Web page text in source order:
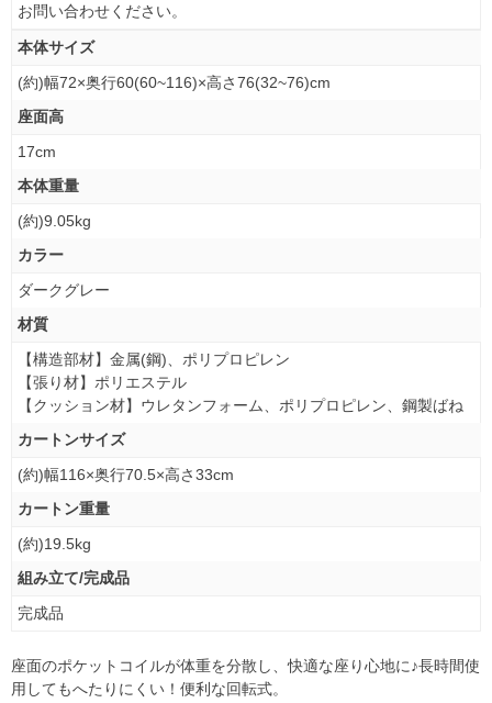
お問い合わせください。
本体サイズ
(約)幅72×奥行60(60~116)×高さ76(32~76)cm
座面高
17cm
本体重量
(約)9.05kg
カラー
ダークグレー
材質
【構造部材】金属(鋼)、ポリプロピレン
【張り材】ポリエステル
【クッション材】ウレタンフォーム、ポリプロピレン、鋼製ばね
カートンサイズ
(約)幅116×奥行70.5×高さ33cm
カートン重量
(約)19.5kg
組み立て/完成品
完成品
座面のポケットコイルが体重を分散し、快適な座り心地に♪長時間使
用してもへたりにくい！便利な回転式。